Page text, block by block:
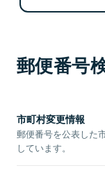
郵便番号
市町村変更情報
郵便番号を公表した
しています。